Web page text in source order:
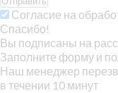
Согласие на
Спасибо!
Вы подписаны на
Заполните форму и
Наш менеджер
в течении 10 минут